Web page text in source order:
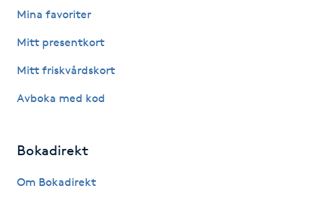
Medial vägledning
Meditation
Medium
Mina favoriter
Mitt presentkort
Mitt friskvårdskort
Avboka med kod
Bokadirekt
Om Bokadirekt